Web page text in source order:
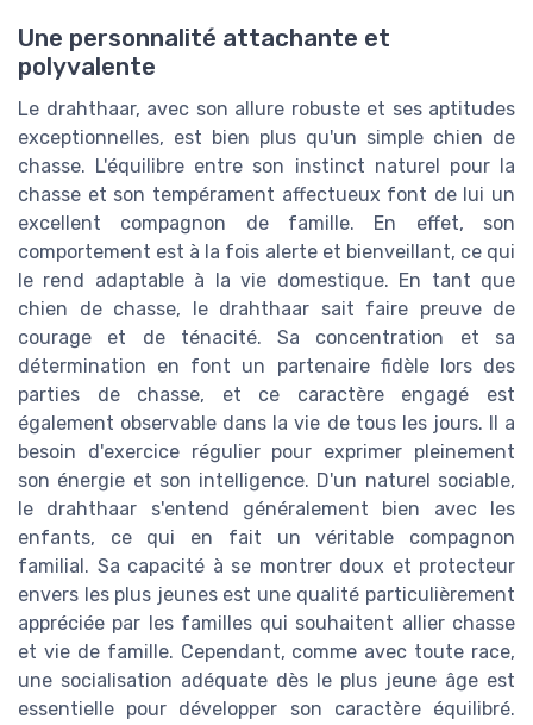
Une personnalité attachante et
polyvalente
Le drahthaar, avec son allure robuste et ses aptitudes
exceptionnelles, est bien plus qu'un simple chien de
chasse. L'équilibre entre son instinct naturel pour la
chasse et son tempérament affectueux font de lui un
excellent compagnon de famille. En effet, son
comportement est à la fois alerte et bienveillant, ce qui
le rend adaptable à la vie domestique. En tant que
chien de chasse, le drahthaar sait faire preuve de
courage et de ténacité. Sa concentration et sa
détermination en font un partenaire fidèle lors des
parties de chasse, et ce caractère engagé est
également observable dans la vie de tous les jours. Il a
besoin d'exercice régulier pour exprimer pleinement
son énergie et son intelligence. D'un naturel sociable,
le drahthaar s'entend généralement bien avec les
enfants, ce qui en fait un véritable compagnon
familial. Sa capacité à se montrer doux et protecteur
envers les plus jeunes est une qualité particulièrement
appréciée par les familles qui souhaitent allier chasse
et vie de famille. Cependant, comme avec toute race,
une socialisation adéquate dès le plus jeune âge est
essentielle pour développer son caractère équilibré.